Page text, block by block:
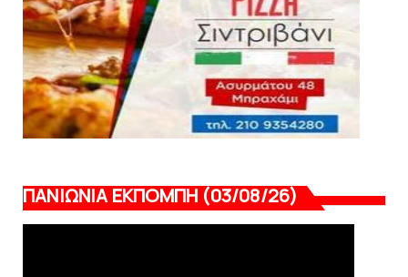
ΠΑΝΙΩΝΙΑ ΕΚΠΟΜΠΗ (03/08/26)